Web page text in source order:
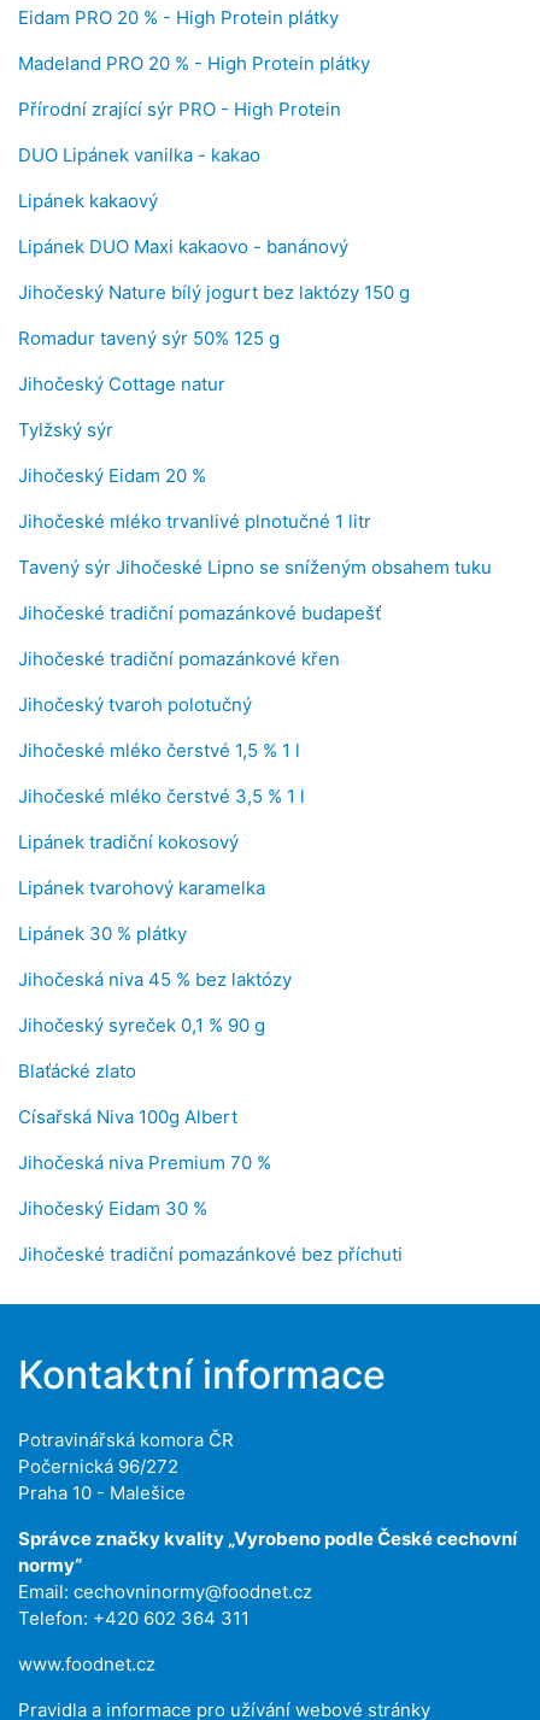
Eidam PRO 20 % - High Protein plátky
Madeland PRO 20 % - High Protein plátky
Přírodní zrající sýr PRO - High Protein
DUO Lipánek vanilka - kakao
Lipánek kakaový
Lipánek DUO Maxi kakaovo - banánový
Jihočeský Nature bílý jogurt bez laktózy 150 g
Romadur tavený sýr 50% 125 g
Jihočeský Cottage natur
Tylžský sýr
Jihočeský Eidam 20 %
Jihočeské mléko trvanlivé plnotučné 1 litr
Tavený sýr Jihočeské Lipno se sníženým obsahem tuku
Jihočeské tradiční pomazánkové budapešť
Jihočeské tradiční pomazánkové křen
Jihočeský tvaroh polotučný
Jihočeské mléko čerstvé 1,5 % 1 l
Jihočeské mléko čerstvé 3,5 % 1 l
Lipánek tradiční kokosový
Lipánek tvarohový karamelka
Lipánek 30 % plátky
Jihočeská niva 45 % bez laktózy
Jihočeský syreček 0,1 % 90 g
Blaťácké zlato
Císařská Niva 100g Albert
Jihočeská niva Premium 70 %
Jihočeský Eidam 30 %
Jihočeské tradiční pomazánkové bez příchuti
Kontaktní informace
Potravinářská komora ČR
Počernická 96/272
Praha 10 - Malešice
Správce značky kvality „Vyrobeno podle České cechovní
normy“
Email: cechovninormy@foodnet.cz
Telefon: +420 602 364 311
www.foodnet.cz
Pravidla a informace pro užívání webové stránky